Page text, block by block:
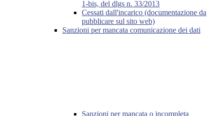
1-bis, del dlgs n. 33/2013
Cessati dall'incarico (documentazione da
pubblicare sul sito web)
Sanzioni per mancata comunicazione dei dati
Sanzioni per mancata o incompleta